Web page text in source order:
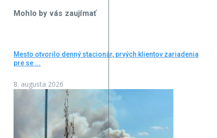
Mohlo by vás zaujímať
Mesto otvorilo denný stacionár, prvých klientov zariadenia
pre se ...
8. augusta 2026